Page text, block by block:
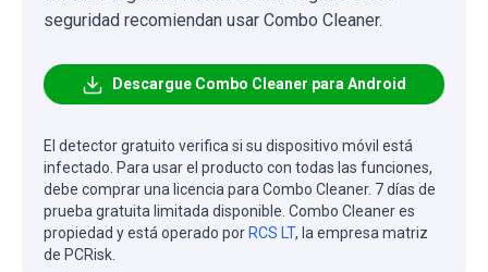
seguridad recomiendan usar Combo Cleaner.
Descargue Combo Cleaner para Android
El detector gratuito verifica si su dispositivo móvil está
infectado. Para usar el producto con todas las funciones,
debe comprar una licencia para Combo Cleaner. 7 días de
prueba gratuita limitada disponible. Combo Cleaner es
propiedad y está operado por RCS LT, la empresa matriz
de PCRisk.